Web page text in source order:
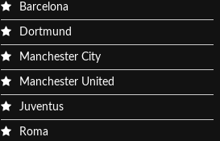
Barcelona
Dortmund
Manchester City
Manchester United
Juventus
Roma